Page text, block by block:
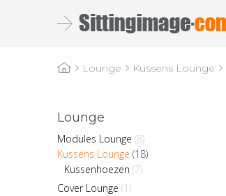
Lounge Kussens Lounge
Lounge
Modules Lounge (8)
Kussens Lounge (18)
Kussenhoezen (7)
Cover Lounge (1)